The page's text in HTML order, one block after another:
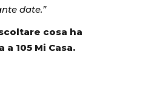
date.”
cosa ha
105 Mi Casa.